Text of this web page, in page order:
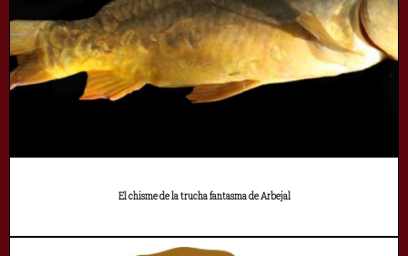
El chisme de la trucha fantasma de Arbejal